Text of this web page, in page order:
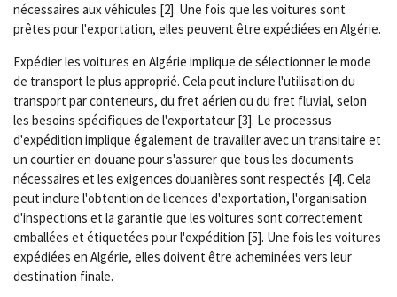
nécessaires aux véhicules [2]. Une fois que les voitures sont
prêtes pour l'exportation, elles peuvent être expédiées en Algérie.
Expédier les voitures en Algérie implique de sélectionner le mode
de transport le plus approprié. Cela peut inclure l'utilisation du
transport par conteneurs, du fret aérien ou du fret fluvial, selon
les besoins spécifiques de l'exportateur [3]. Le processus
d'expédition implique également de travailler avec un transitaire et
un courtier en douane pour s'assurer que tous les documents
nécessaires et les exigences douanières sont respectés [4]. Cela
peut inclure l'obtention de licences d'exportation, l'organisation
d'inspections et la garantie que les voitures sont correctement
emballées et étiquetées pour l'expédition [5]. Une fois les voitures
expédiées en Algérie, elles doivent être acheminées vers leur
destination finale.